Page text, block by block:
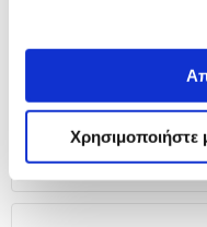
Χρησιμοποιήστε
προϊόντος
Συμβατοί Εκτυπωτές